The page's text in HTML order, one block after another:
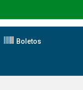
Boletos